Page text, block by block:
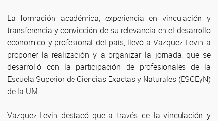
La formación académica, experiencia en vinculación y
transferencia y convicción de su relevancia en el desarrollo
económico y profesional del país, llevó a Vazquez-Levin a
proponer la realización y a organizar la jornada, que se
desarrolló con la participación de profesionales de la
Escuela Superior de Ciencias Exactas y Naturales (ESCEyN)
de la UM.
Vazquez-Levin destacó que a través de la vinculación y